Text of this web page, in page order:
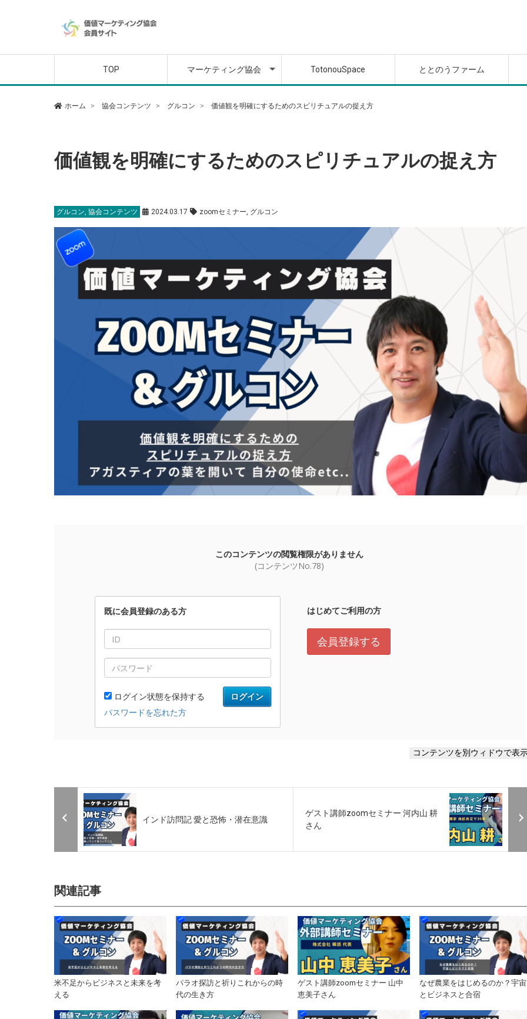
TOP マーケティング協会
「天」
「地」
TotonouSpace ととのうファーム
ホーム 協会コンテンツ グルコン 価値観を明確にするためのスピリチュアルの捉え方
価値観を明確にするためのスピリチュアルの捉え方
グルコン 協会コンテンツ 2024.03.17 zoomセミナー グルコン
インド訪問記 愛と恐怖・潜在意識
ゲスト講師zoomセミナー 河内山 耕
さん
関連記事
米不足からビジネスと未来を考
える
パラオ探訪と祈りこれからの時
代の生き方
ゲスト講師zoomセミナー 山中
恵美子さん
なぜ農業をはじめるのか？宇宙
とビジネスと合宿